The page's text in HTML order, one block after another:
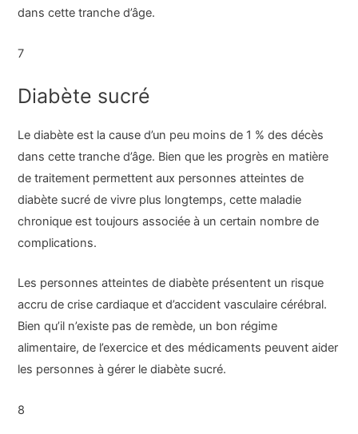
dans cette tranche d’âge.
7
Diabète sucré
Le diabète est la cause d’un peu moins de 1 % des décès
dans cette tranche d’âge. Bien que les progrès en matière
de traitement permettent aux personnes atteintes de
diabète sucré de vivre plus longtemps, cette maladie
chronique est toujours associée à un certain nombre de
complications.
Les personnes atteintes de diabète présentent un risque
accru de crise cardiaque et d’accident vasculaire cérébral.
Bien qu’il n’existe pas de remède, un bon régime
alimentaire, de l’exercice et des médicaments peuvent aider
les personnes à gérer le diabète sucré.
8